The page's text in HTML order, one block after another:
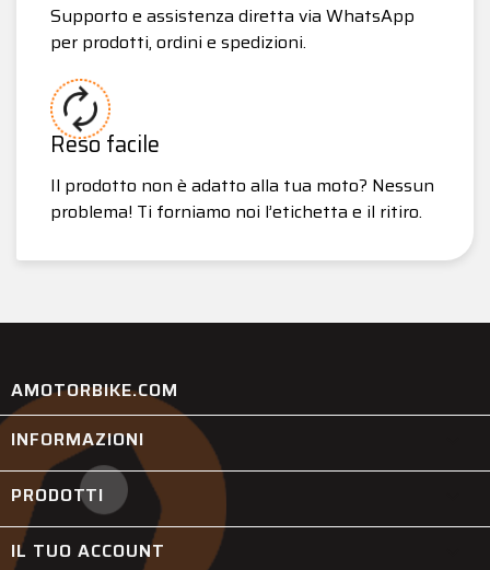
Supporto e assistenza diretta via WhatsApp
per prodotti, ordini e spedizioni.
Reso facile
Il prodotto non è adatto alla tua moto? Nessun
problema! Ti forniamo noi l’etichetta e il ritiro.
AMOTORBIKE.COM
INFORMAZIONI
PRODOTTI
IL TUO ACCOUNT